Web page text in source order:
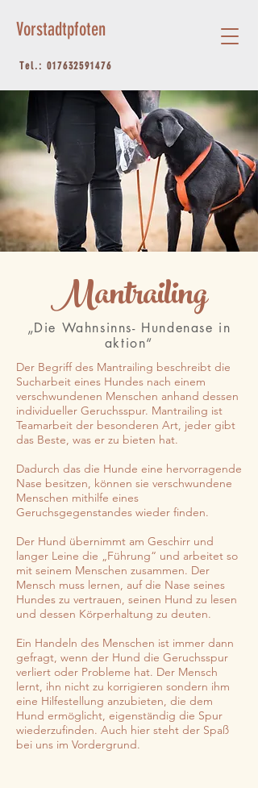
Tel.: 017632591476
Vorstadtpfoten
Mantrailing
„Die Wahnsinns- Hundenase in
aktion“
Der Begriff des Mantrailing beschreibt die
Sucharbeit eines Hundes nach einem
verschwundenen Menschen anhand dessen
individueller Geruchsspur. Mantrailing ist
Teamarbeit der besonderen Art, jeder gibt
das Beste, was er zu bieten hat.
Dadurch das die Hunde eine hervorragende
Nase besitzen, können sie verschwundene
Menschen mithilfe eines
Geruchsgegenstandes wieder finden.
Der Hund übernimmt am Geschirr und
langer Leine die „Führung“ und arbeitet so
mit seinem Menschen zusammen. Der
Mensch muss lernen, auf die Nase seines
Hundes zu vertrauen, seinen Hund zu lesen
und dessen Körperhaltung zu deuten.
Ein Handeln des Menschen ist immer dann
gefragt, wenn der Hund die Geruchsspur
verliert oder Probleme hat. Der Mensch
lernt, ihn nicht zu korrigieren sondern ihm
eine Hilfestellung anzubieten, die dem
Hund ermöglicht, eigenständig die Spur
wiederzufinden. Auch hier steht der Spaß
bei uns im Vordergrund.